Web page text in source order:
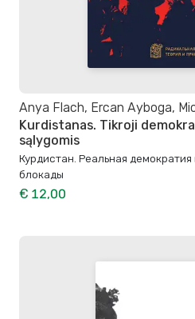
Anya Flach, Ercan Ayboga,
Kurdistanas. Tikroji
sąlygomis
Курдистан. Реальная
блокады
€ 12,00